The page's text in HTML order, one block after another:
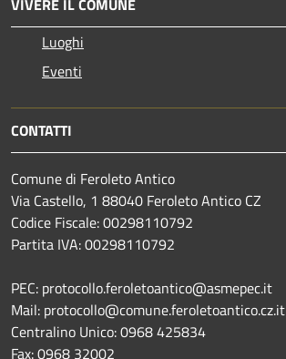
VIVERE IL COMUNE
Luoghi
Eventi
CONTATTI
Comune di Feroleto Antico
Via Castello, 1 88040 Feroleto Antico CZ
Codice Fiscale: 00298110792
Partita IVA: 00298110792
PEC: protocollo.feroletoantico@asmepec.it
Mail: protocollo@comune.feroletoantico.cz.it
Centralino Unico: 0968 425834
Fax: 0968 32002